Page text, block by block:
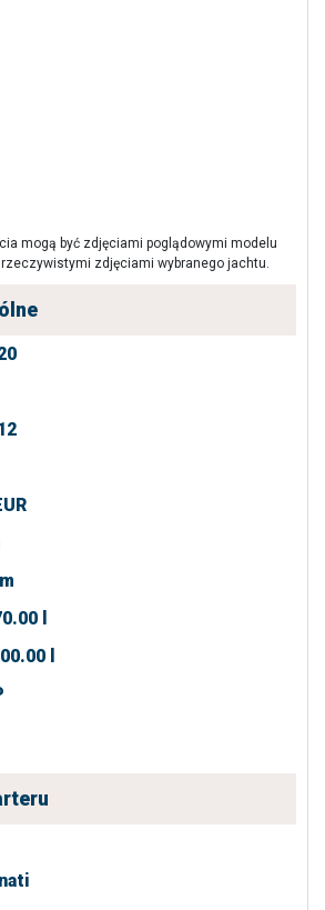
mogą być zdjęciami poglądowymi modelu
zdjęciami wybranego jachtu.
l
l